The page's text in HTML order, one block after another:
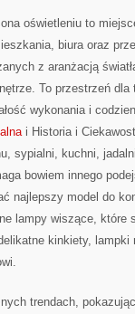
oświetleniu to
biura oraz
z aranżacją
To przestrzeń
wykonania i
i Historia i
sypialni, kuchni,
bowiem innego
najlepszy model do
lampy wiszące, które
kinkiety, lampki
trendach,